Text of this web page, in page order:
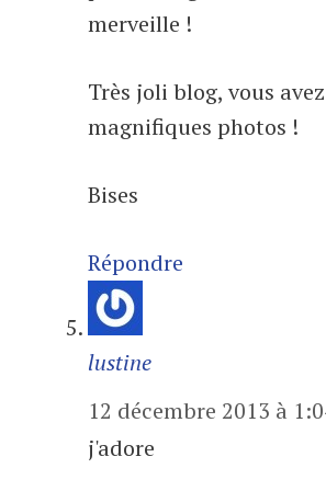
merveille !
Très joli blog, vous
magnifiques photos !
Bises
Répondre
lustine
12 décembre 2013 à
j'adore